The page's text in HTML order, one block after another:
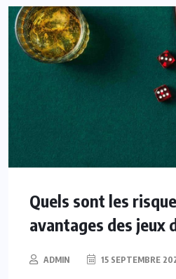
Quels sont les
avantages des jeux
ADMIN 15 SEPTEMBRE